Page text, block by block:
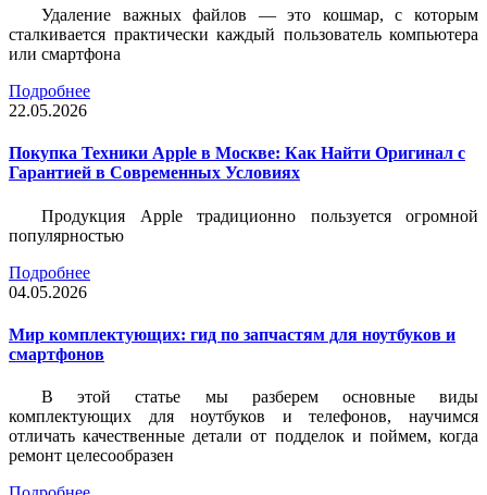
Удаление важных файлов — это кошмар, с которым
сталкивается практически каждый пользователь компьютера
или смартфона
Подробнее
22.05.2026
Покупка Техники Apple в Москве: Как Найти Оригинал с
Гарантией в Современных Условиях
Продукция Apple традиционно пользуется огромной
популярностью
Подробнее
04.05.2026
Мир комплектующих: гид по запчастям для ноутбуков и
смартфонов
В этой статье мы разберем основные виды
комплектующих для ноутбуков и телефонов, научимся
отличать качественные детали от подделок и поймем, когда
ремонт целесообразен